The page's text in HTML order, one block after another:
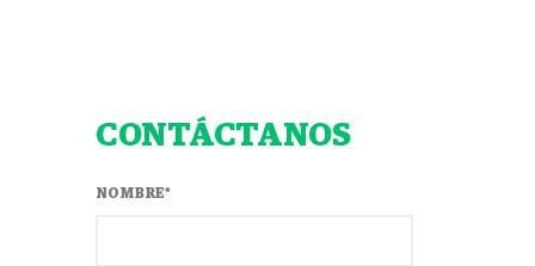
CONTÁCTANOS
NOMBRE*